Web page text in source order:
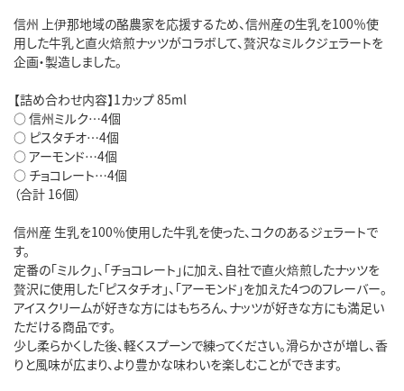
信州 上伊那地域の酪農家を応援するため、信州産の生乳を100％使
用した牛乳と直火焙煎ナッツがコラボして、贅沢なミルクジェラートを
企画・製造しました。
【詰め合わせ内容】1カップ 85ml
○ 信州ミルク…4個
○ ピスタチオ…4個
○ アーモンド…4個
○ チョコレート…4個
（合計 16個）
信州産 生乳を100％使用した牛乳を使った、コクのあるジェラートで
す。
定番の「ミルク」、「チョコレート」に加え、自社で直火焙煎したナッツを
贅沢に使用した「ピスタチオ」、「アーモンド」を加えた4つのフレーバー。
アイスクリームが好きな方にはもちろん、ナッツが好きな方にも満足い
ただける商品です。
少し柔らかくした後、軽くスプーンで練ってください。滑らかさが増し、香
りと風味が広まり、より豊かな味わいを楽しむことができます。